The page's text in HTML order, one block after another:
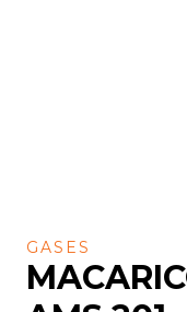
GASES